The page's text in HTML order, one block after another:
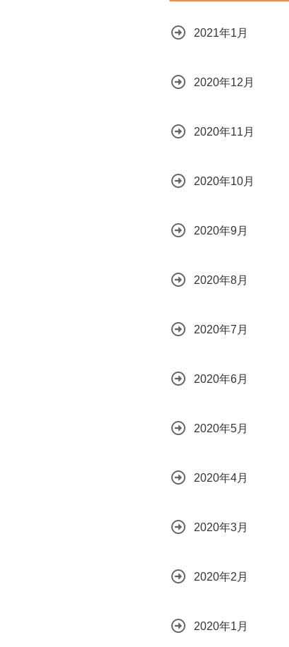
2021年1月
2020年12月
2020年11月
2020年10月
2020年9月
2020年8月
2020年7月
2020年6月
2020年5月
2020年4月
2020年3月
2020年2月
2020年1月